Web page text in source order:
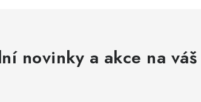
novinky a akce na váš